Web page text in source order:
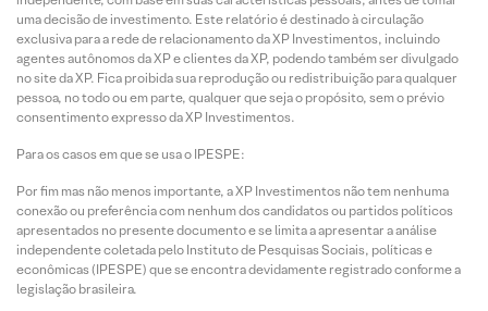
uma decisão de investimento. Este relatório é destinado à circulação
exclusiva para a rede de relacionamento da XP Investimentos, incluindo
agentes autônomos da XP e clientes da XP, podendo também ser divulgado
no site da XP. Fica proibida sua reprodução ou redistribuição para qualquer
pessoa, no todo ou em parte, qualquer que seja o propósito, sem o prévio
consentimento expresso da XP Investimentos.
Para os casos em que se usa o IPESPE:
Por fim mas não menos importante, a XP Investimentos não tem nenhuma
conexão ou preferência com nenhum dos candidatos ou partidos políticos
apresentados no presente documento e se limita a apresentar a análise
independente coletada pelo Instituto de Pesquisas Sociais, políticas e
econômicas (IPESPE) que se encontra devidamente registrado conforme a
legislação brasileira.